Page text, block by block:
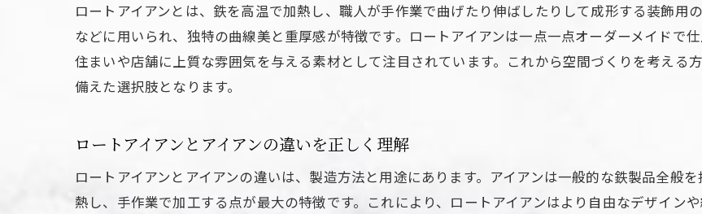
ロートアイアン門扉や手すりのカスタマイズ
ロートアイアンフェンスとの相性と魅力を解
ロートアイアンならではの曲線美と重厚感
ロートアイアン製品で個性を演出するポイン
ロートアイアンとは、鉄を高温で加熱し、職人が手作業で曲げたり伸ばしたりして成形する装飾用
などに用いられ、独特の曲線美と重厚感が特徴です。ロートアイアンは一点一点オーダーメイドで
住まいや店舗に上質な雰囲気を与える素材として注目されています。これから空間づくりを考える
備えた選択肢となります。
ロートアイアンとアイアンの違いを正しく理解
ロートアイアンとアイアンの違いは、製造方法と用途にあります。アイアンは一般的な鉄製品全般
熱し、手作業で加工する点が最大の特徴です。これにより、ロートアイアンはより自由なデザイン